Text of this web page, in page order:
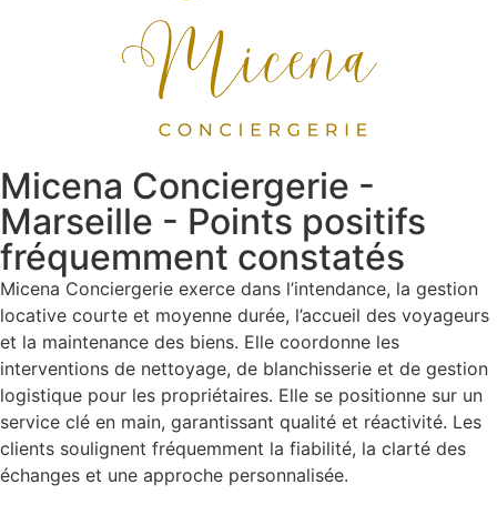
Micena Conciergerie -
Marseille - Points positifs
fréquemment constatés
Micena Conciergerie exerce dans l’intendance, la gestion
locative courte et moyenne durée, l’accueil des voyageurs
et la maintenance des biens. Elle coordonne les
interventions de nettoyage, de blanchisserie et de gestion
logistique pour les propriétaires. Elle se positionne sur un
service clé en main, garantissant qualité et réactivité. Les
clients soulignent fréquemment la fiabilité, la clarté des
échanges et une approche personnalisée.